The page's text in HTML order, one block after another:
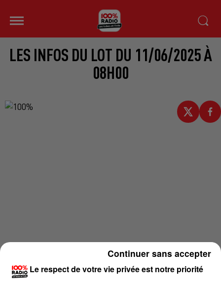
LES INFOS DU LOT DU 11/06/2025 À
08H00
Le respect de votre vie privée est notre priorité
Continuer sans accepter